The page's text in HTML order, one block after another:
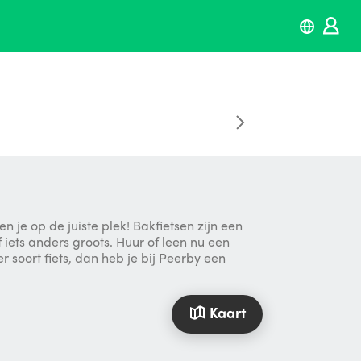
je op de juiste plek! Bakfietsen zijn een
anders groots. Huur of leen nu een
soort fiets, dan heb je bij Peerby een
Kaart